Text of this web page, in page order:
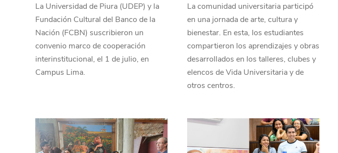
La Universidad de Piura (UDEP) y la
Fundación Cultural del Banco de la
Nación (FCBN) suscribieron un
convenio marco de cooperación
interinstitucional, el 1 de julio, en
Campus Lima.
La comunidad universitaria participó
en una jornada de arte, cultura y
bienestar. En esta, los estudiantes
compartieron los aprendizajes y obras
desarrollados en los talleres, clubes y
elencos de Vida Universitaria y de
otros centros.